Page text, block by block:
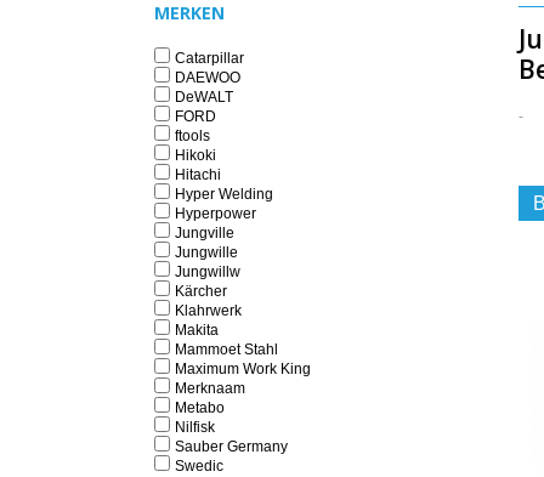
MERKEN
Catarpillar
DAEWOO
DeWALT
FORD
ftools
Hikoki
Hitachi
Hyper Welding
Hyperpower
Jungville
Jungwille
Jungwillw
Kärcher
Klahrwerk
Makita
Mammoet Stahl
Maximum Work King
Merknaam
Metabo
Nilfisk
Sauber Germany
Swedic
-